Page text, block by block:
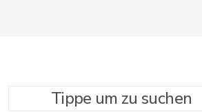
Tippe um zu suchen